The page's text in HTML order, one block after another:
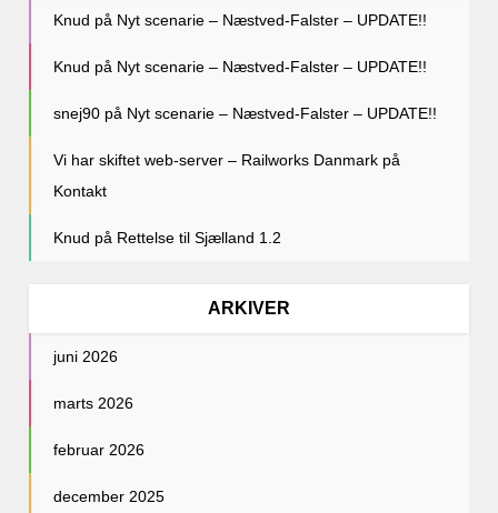
Knud på Nyt scenarie – Næstved-Falster – UPDATE!!
Knud på Nyt scenarie – Næstved-Falster – UPDATE!!
snej90 på Nyt scenarie – Næstved-Falster – UPDATE!!
Vi har skiftet web-server – Railworks Danmark på
Kontakt
Knud på Rettelse til Sjælland 1.2
ARKIVER
juni 2026
marts 2026
februar 2026
december 2025